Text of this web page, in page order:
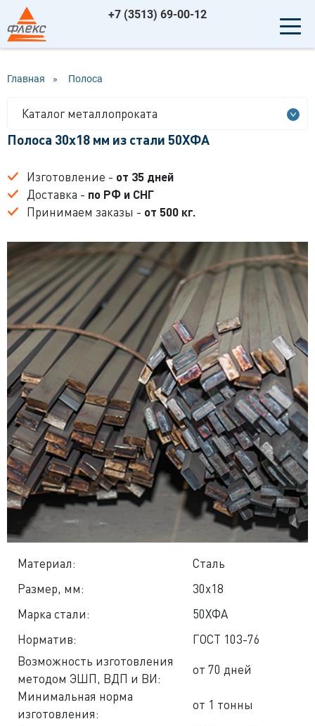
+7 (3513) 69-00-12
Главная » Полоса
Каталог металлопроката
Полоса 30x18 мм из стали 50ХФА
Изготовление - от 35 дней
Доставка - по РФ и СНГ
Принимаем заказы - от 500 кг.
Материал:
Сталь
Размер, мм:
30x18
Марка стали:
50ХФА
Норматив:
ГОСТ 103-76
Возможность изготовления
методом ЭШП, ВДП и ВИ:
от 70 дней
Минимальная норма
изготовления:
от 1 тонны